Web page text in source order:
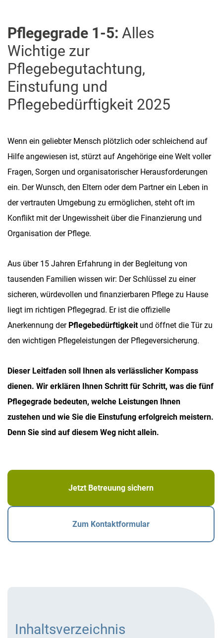
Pflegegrade 1-5: Alles
Wichtige zur
Pflegebegutachtung,
Einstufung und
Pflegebedürftigkeit 2025
Wenn ein geliebter Mensch plötzlich oder schleichend auf
Hilfe angewiesen ist, stürzt auf Angehörige eine Welt voller
Fragen, Sorgen und organisatorischer Herausforderungen
ein. Der Wunsch, den Eltern oder dem Partner ein Leben in
der vertrauten Umgebung zu ermöglichen, steht oft im
Konflikt mit der Ungewissheit über die Finanzierung und
Organisation der Pflege.
Aus über 15 Jahren Erfahrung in der Begleitung von
tausenden Familien wissen wir: Der Schlüssel zu einer
sicheren, würdevollen und finanzierbaren Pflege zu Hause
liegt im richtigen Pflegegrad. Er ist die offizielle
Anerkennung der Pflegebedürftigkeitund öffnet die Tür zu
den wichtigen Pflegeleistungen der Pflegeversicherung.
Dieser Leitfaden soll Ihnen als verlässlicher Kompass
dienen. Wir erklären Ihnen Schritt für Schritt, was die fünf
Pflegegrade bedeuten, welche Leistungen Ihnen
zustehen und wie Sie die Einstufung erfolgreich meistern.
Denn Sie sind auf diesem Weg nicht allein.
Jetzt Betreuung sichern
Zum Kontaktformular
Inhaltsverzeichnis